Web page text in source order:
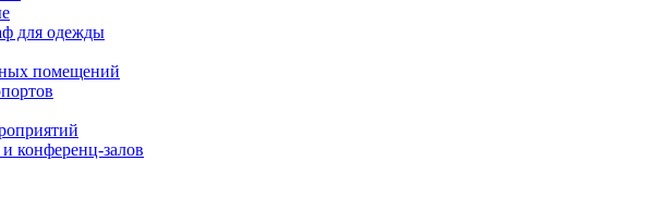
для одежды
помещений
конференц-залов